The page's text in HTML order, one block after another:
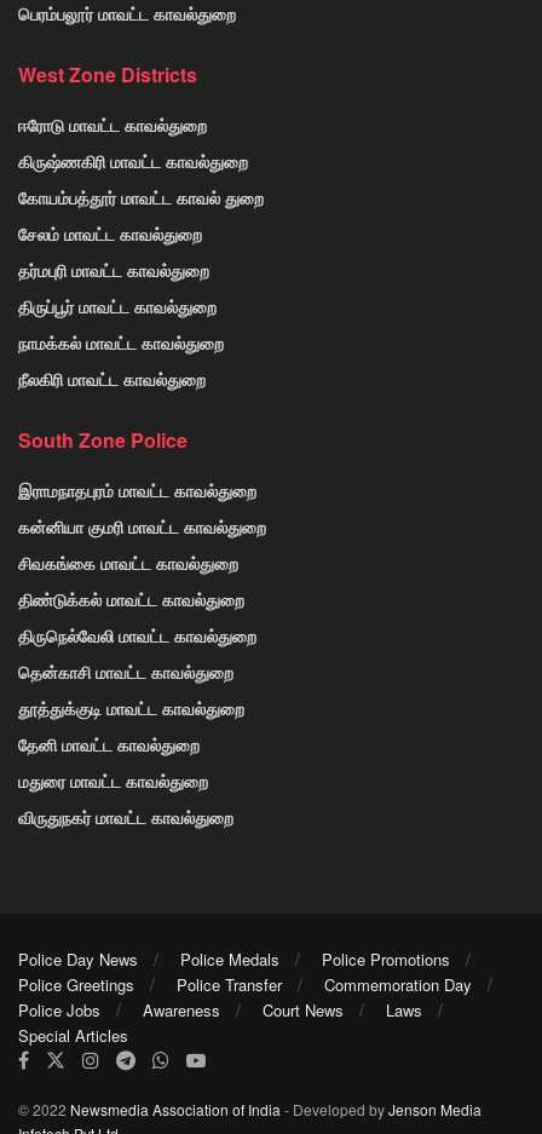
பெரம்பலூர் மாவட்ட காவல்துறை
West Zone Districts
ஈரோடு மாவட்ட காவல்துறை
கிருஷ்ணகிரி மாவட்ட காவல்துறை
கோயம்பத்தூர் மாவட்ட காவல் துறை
சேலம் மாவட்ட காவல்துறை
தர்மபுரி மாவட்ட காவல்துறை
திருப்பூர் மாவட்ட காவல்துறை
நாமக்கல் மாவட்ட காவல்துறை
நீலகிரி மாவட்ட காவல்துறை
South Zone Police
இராமநாதபுரம் மாவட்ட காவல்துறை
கன்னியா குமரி மாவட்ட காவல்துறை
சிவகங்கை மாவட்ட காவல்துறை
திண்டுக்கல் மாவட்ட காவல்துறை
திருநெல்வேலி மாவட்ட காவல்துறை
தென்காசி மாவட்ட காவல்துறை
தூத்துக்குடி மாவட்ட காவல்துறை
தேனி மாவட்ட காவல்துறை
மதுரை மாவட்ட காவல்துறை
விருதுநகர் மாவட்ட காவல்துறை
Police Day News Police Medals
Police Promotions
Police Greetings
Police Transfer
Commemoration Day
Police Jobs
Awareness Court News
Laws
Special Articles
© 2022 Newsmedia Association of India - Developed byJenson Media